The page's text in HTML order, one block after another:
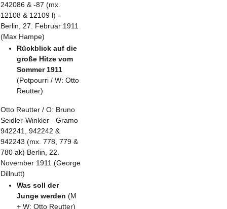
242086 & -87 (mx.
12108 & 12109 l) -
Berlin, 27. Februar 1911
(Max Hampe)
Rückblick auf die
große Hitze vom
Sommer 1911
(Potpourri / W: Otto
Reutter)
Otto Reutter / O: Bruno
Seidler-Winkler - Gramo
942241, 942242 &
942243 (mx. 778, 779 &
780 ak) Berlin, 22.
November 1911 (George
Dillnutt)
Was soll der
Junge werden (M
+ W: Otto Reutter)